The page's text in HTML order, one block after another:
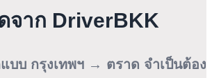
จาก DriverBKK
บบ กรุงเทพฯ → ตราด จำเป็นต้อง